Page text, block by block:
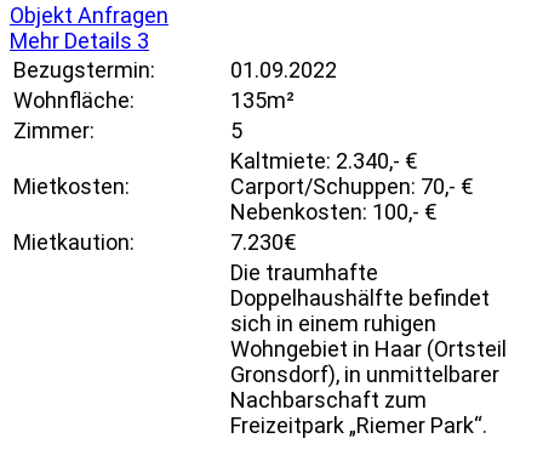
Objekt Anfragen
Mehr Details 3
Bezugstermin:
01.09.2022
Wohnfläche:
135m²
Zimmer:
5
Mietkosten:
Kaltmiete: 2.340,- €
Carport/Schuppen: 70,- €
Nebenkosten: 100,- €
Mietkaution:
7.230€
Die traumhafte
Doppelhaushälfte befindet
sich in einem ruhigen
Wohngebiet in Haar (Ortsteil
Gronsdorf), in unmittelbarer
Nachbarschaft zum
Freizeitpark „Riemer Park“.